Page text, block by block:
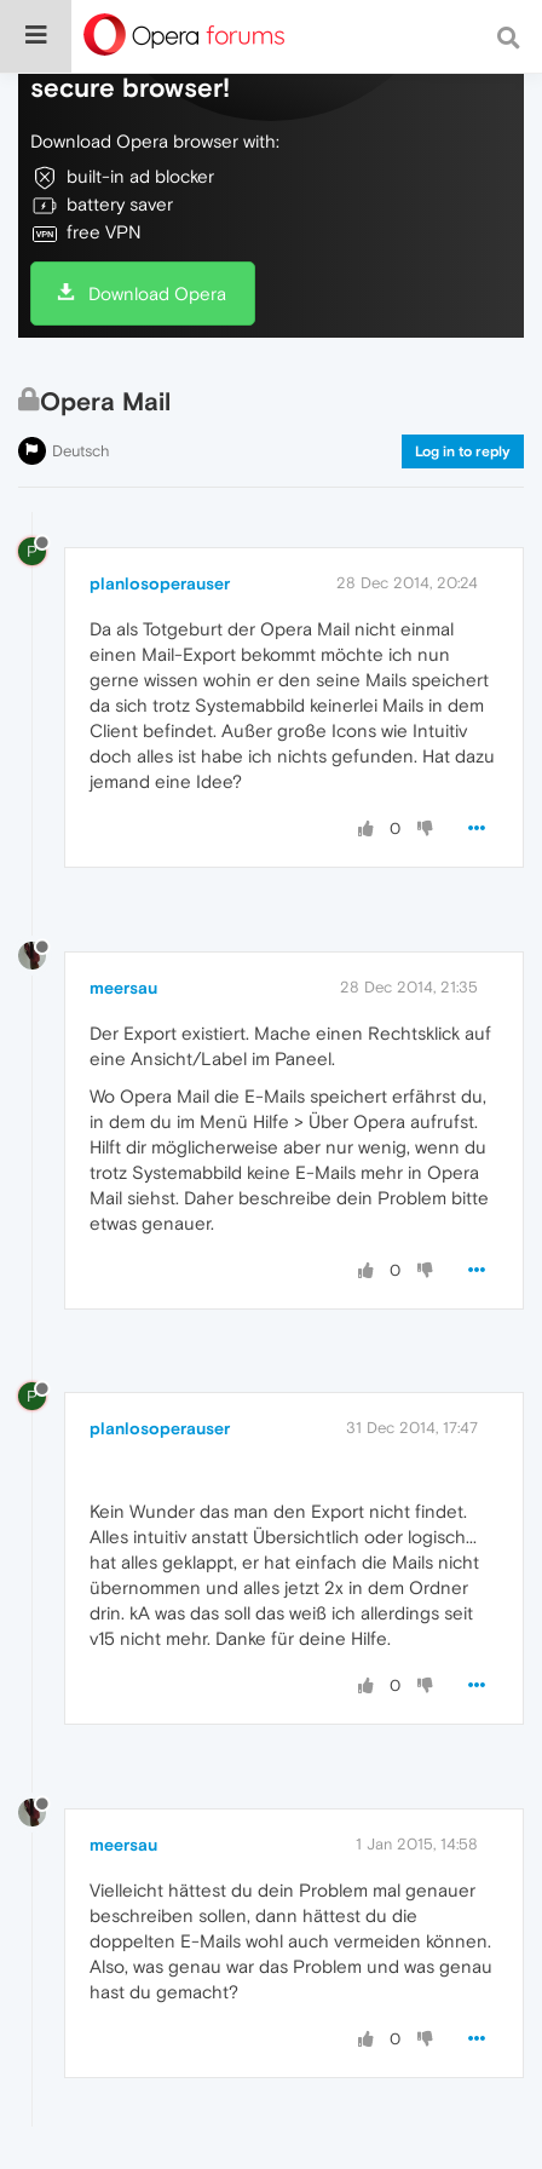
Do more on the web, with a fast and
secure browser!
Download Opera browser with:
built-in ad blocker
battery saver
free VPN
Download Opera
Opera Mail
Deutsch Log in to reply
P
planlosoperauser 28 Dec 2014, 20:24
Da als Totgeburt der Opera Mail nicht einmal
einen Mail-Export bekommt möchte ich nun
gerne wissen wohin er den seine Mails speichert
da sich trotz Systemabbild keinerlei Mails in dem
Client befindet. Außer große Icons wie Intuitiv
doch alles ist habe ich nichts gefunden. Hat dazu
jemand eine Idee?
0
meersau 28 Dec 2014, 21:35
Der Export existiert. Mache einen Rechtsklick auf
eine Ansicht/Label im Paneel.
Wo Opera Mail die E-Mails speichert erfährst du,
in dem du im Menü Hilfe > Über Opera aufrufst.
Hilft dir möglicherweise aber nur wenig, wenn du
trotz Systemabbild keine E-Mails mehr in Opera
Mail siehst. Daher beschreibe dein Problem bitte
etwas genauer.
0
P
planlosoperauser 31 Dec 2014, 17:47
Kein Wunder das man den Export nicht findet.
Alles intuitiv anstatt Übersichtlich oder logisch...
hat alles geklappt, er hat einfach die Mails nicht
übernommen und alles jetzt 2x in dem Ordner
drin. kA was das soll das weiß ich allerdings seit
v15 nicht mehr. Danke für deine Hilfe.
0
meersau 1 Jan 2015, 14:58
Vielleicht hättest du dein Problem mal genauer
beschreiben sollen, dann hättest du die
doppelten E-Mails wohl auch vermeiden können.
Also, was genau war das Problem und was genau
hast du gemacht?
0